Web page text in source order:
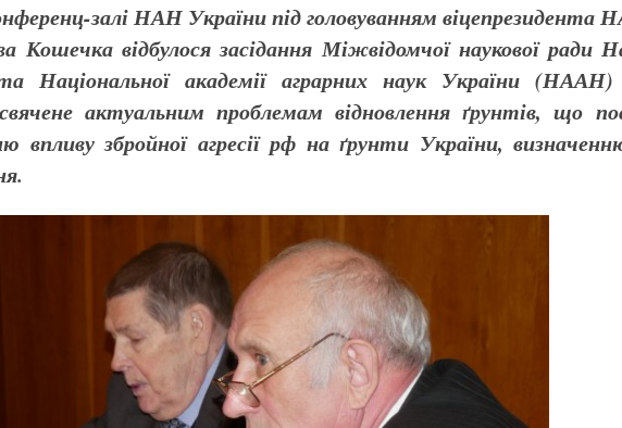
залі НАН України під головуванням віцепрезидента
відбулося засідання Міжвідомчої наукової ради
Національної академії аграрних наук України
актуальним проблемам відновлення ґрунтів, що
впливу збройної агресії рф на ґрунти України,